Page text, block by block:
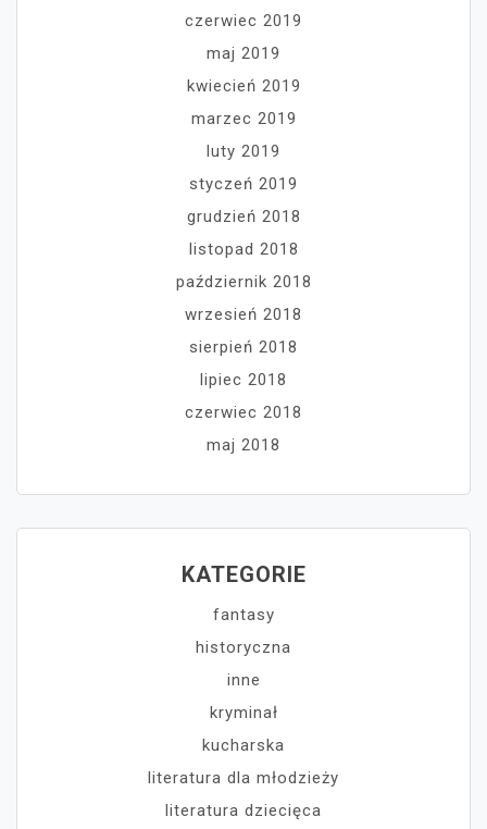
czerwiec 2019
maj 2019
kwiecień 2019
marzec 2019
luty 2019
styczeń 2019
grudzień 2018
listopad 2018
październik 2018
wrzesień 2018
sierpień 2018
lipiec 2018
czerwiec 2018
maj 2018
KATEGORIE
fantasy
historyczna
inne
kryminał
kucharska
literatura dla młodzieży
literatura dziecięca